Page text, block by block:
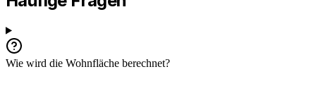
Wie wird die Wohnfläche berechnet?